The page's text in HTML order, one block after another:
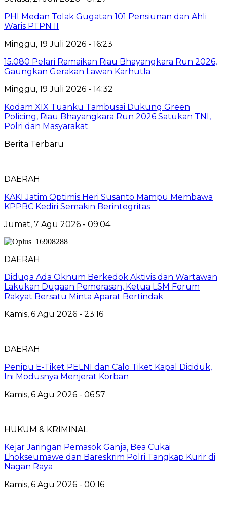
PHI Medan Tolak Gugatan 101 Pensiunan dan Ahli
Waris PTPN II
Minggu, 19 Juli 2026 - 16:23
15.080 Pelari Ramaikan Riau Bhayangkara Run 2026,
Gaungkan Gerakan Lawan Karhutla
Minggu, 19 Juli 2026 - 14:32
Kodam XIX Tuanku Tambusai Dukung Green
Policing, Riau Bhayangkara Run 2026 Satukan TNI,
Polri dan Masyarakat
Berita Terbaru
DAERAH
KAKI Jatim Optimis Heri Susanto Mampu Membawa
KPPBC Kediri Semakin Berintegritas
Jumat, 7 Agu 2026 - 09:04
DAERAH
Diduga Ada Oknum Berkedok Aktivis dan Wartawan
Lakukan Dugaan Pemerasan, Ketua LSM Forum
Rakyat Bersatu Minta Aparat Bertindak
Kamis, 6 Agu 2026 - 23:16
DAERAH
Penipu E-Tiket PELNI dan Calo Tiket Kapal Diciduk,
Ini Modusnya Menjerat Korban
Kamis, 6 Agu 2026 - 06:57
HUKUM & KRIMINAL
Kejar Jaringan Pemasok Ganja, Bea Cukai
Lhokseumawe dan Bareskrim Polri Tangkap Kurir di
Nagan Raya
Kamis, 6 Agu 2026 - 00:16